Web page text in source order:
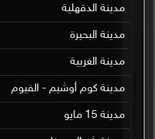
مدينة الدقهلية
مدينة البحيرة
مدينة الغربية
مدينة كوم أوشيم - الفيوم
مدينة 15 مايو